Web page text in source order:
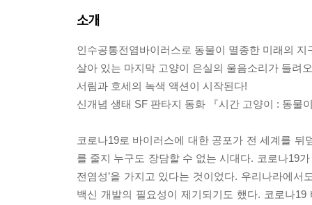
소개
인수공통전염바이러스로 동물이 멸종한 미래의 지
살아 있는 마지막 고양이 은실의 울음소리가 들려
서림과 호세의 녹색 액션이 시작된다!
신개념 생태 SF 판타지 동화 『시간 고양이 : 동물
코로나19로 바이러스에 대한 공포가 전 세계를
를 줄지 누구도 장담할 수 없는 시대다. 코로나19
전염성’을 가지고 있다는 것이었다. 우리나라에
백신 개발의 필요성이 제기되기도 했다. 코로나